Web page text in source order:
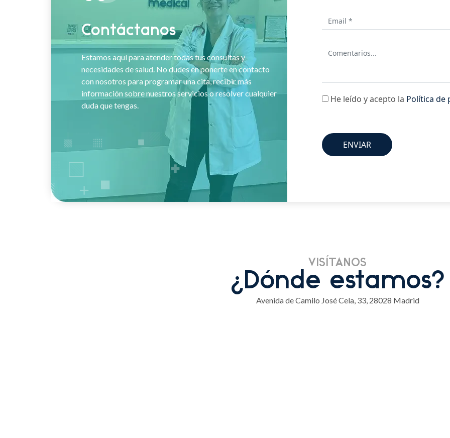
Contáctanos
Estamos aquí para atender todas tus consultas y
necesidades de salud. No dudes en ponerte en contacto
con nosotros para programar una cita, recibir más
información sobre nuestros servicios o resolver cualquier
duda que tengas.
He leído y acepto la Política de
VISÍTANOS
¿Dónde estamos?
Avenida de Camilo José Cela, 33, 28028 Madrid